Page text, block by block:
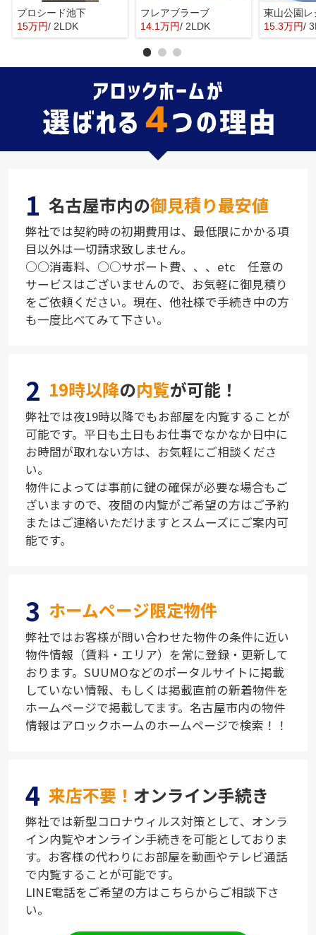
プロシード池下
15万円/ 2LDK
フレアブラーブ
14.1万円/ 2LDK
東山公園レ
15.3万円/
1 名古屋市内の御見積り最安値
弊社では契約時の初期費用は、最低限にかかる項
目以外は一切請求致しません。
○○消毒料、○○サポート費、、、etc 任意の
サービスはございませんので、お気軽に御見積り
をご依頼ください。現在、他社様で手続き中の方
も一度比べてみて下さい。
2 19時以降の内覧が可能！
弊社では夜19時以降でもお部屋を内覧することが
可能です。平日も土日もお仕事でなかなか日中に
お時間が取れない方は、お気軽にご相談くださ
い。
物件によっては事前に鍵の確保が必要な場合もご
ざいますので、夜間の内覧がご希望の方はご予約
またはご連絡いただけますとスムーズにご案内可
能です。
3 ホームページ限定物件
弊社ではお客様が問い合わせた物件の条件に近い
物件情報（賃料・エリア）を常に登録・更新して
おります。SUUMOなどのポータルサイトに掲載
していない情報、もしくは掲載直前の新着物件を
ホームページで掲載してます。名古屋市内の物件
情報はアロックホームのホームページで検索！！
4 来店不要！ オンライン手続き
弊社では新型コロナウィルス対策として、オンラ
イン内覧やオンライン手続きを可能としておりま
す。お客様の代わりにお部屋を動画やテレビ通話
で内覧することが可能です。
LINE電話をご希望の方はこちらからご相談下さ
い。